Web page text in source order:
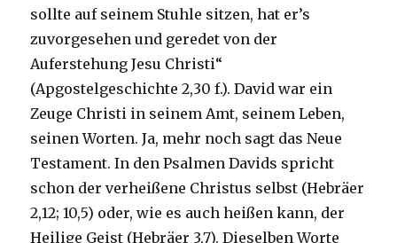
sollte auf seinem Stuhle sitzen, hat er’s
zuvorgesehen und geredet von der
Auferstehung Jesu Christi“
(Apgostelgeschichte 2,30 f.). David war ein
Zeuge Christi in seinem Amt, seinem Leben,
seinen Worten. Ja, mehr noch sagt das Neue
Testament. In den Psalmen Davids spricht
schon der verheißene Christus selbst (Hebräer
2,12; 10,5) oder, wie es auch heißen kann, der
Heilige Geist (Hebräer 3,7). Dieselben Worte